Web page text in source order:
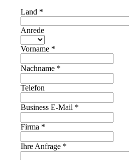
Land *
Anrede
Vorname *
Nachname *
Telefon
Business E-Mail *
Firma *
Ihre Anfrage *